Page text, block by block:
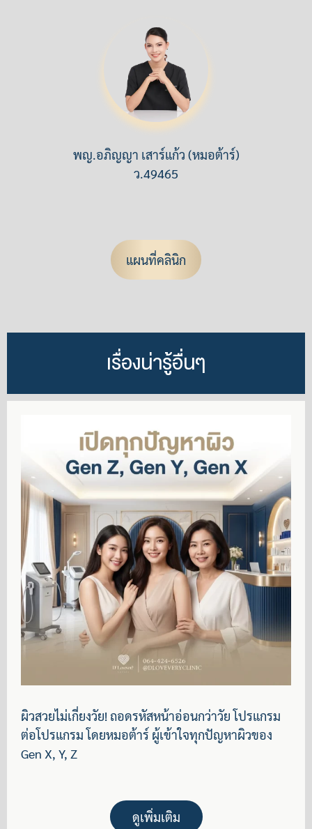
พญ.อภิญญา เสาร์แก้ว (หมอต้าร์)
ว.49465
แผนที่คลินิก
เรื่องน่ารู้อื่นๆ
ผิวสวยไม่เกี่ยงวัย! ถอดรหัสหน้าอ่อนกว่าวัย โปรแกรม
ต่อโปรแกรม โดยหมอต้าร์ ผู้เข้าใจทุกปัญหาผิวของ
Gen X, Y, Z
ดูเพิ่มเติม